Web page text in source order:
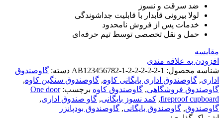
ضد سرقت و نسوز
لولا بیرونی قابدار با قابلیت جداشوندگی
خدمات پس از فروش نامحدود
حمل و نقل تخصصی توسط تیم حرفه‌ای
مقايسه
افزودن به علاقه مندی
شناسه محصول: AB123456782-1-2-2-2-2-2-1 دسته: گاوصندوق
اداری, گاوصندوق اداری بایگانی کاوه, گاوصندوق سنگین کاوه,
گاوصندوق فروشگاهی, گاوصندوق کاوه برچسب: One door
fireproof cupboard
, کمد نسوز بایگانی, گاو صندوق اداری,
گاوصندوق, گاوصندوق بایگانی, گاوصندوق بودپانزر